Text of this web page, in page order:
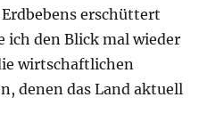
erschüttert
ich den Blick mal wieder
wirtschaftlichen
denen das Land aktuell